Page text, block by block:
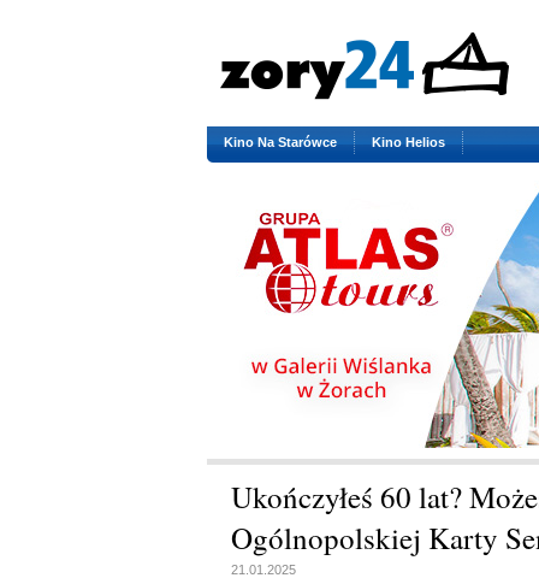
Kino Na Starówce Kino Helios
Ukończyłeś 60 lat?
Ogólnopolskiej Karty
21.01.2025